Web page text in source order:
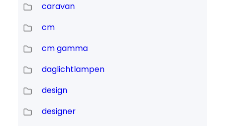
caravan
cm
cm gamma
daglichtlampen
design
designer